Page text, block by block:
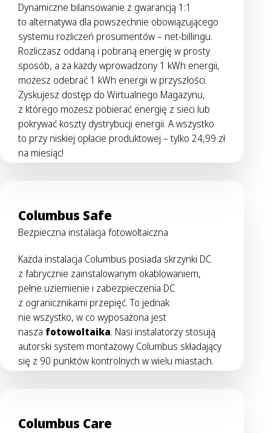
Dynamiczne bilansowanie z gwarancją 1:1
to alternatywa dla powszechnie obowiązującego
systemu rozliczeń prosumentów – net-billingu.
Rozliczasz oddaną i pobraną energię w prosty
sposób, a za każdy wprowadzony 1 kWh energii,
możesz odebrać 1 kWh energii w przyszłości.
Zyskujesz dostęp do Wirtualnego Magazynu,
z którego możesz pobierać energię z sieci lub
pokrywać koszty dystrybucji energii. A wszystko
to przy niskiej opłacie produktowej – tylko 24,99 zł
na miesiąc!
Columbus Safe
Bezpieczna instalacja fotowoltaiczna
Każda instalacja Columbus posiada skrzynki DC
z fabrycznie zainstalowanym okablowaniem,
pełne uziemienie i zabezpieczenia DC
z ogranicznikami przepięć. To jednak
nie wszystko, w co wyposażona jest
nasza fotowoltaika. Nasi instalatorzy stosują
autorski system montażowy Columbus składający
się z 90 punktów kontrolnych w wielu miastach.
Columbus Care